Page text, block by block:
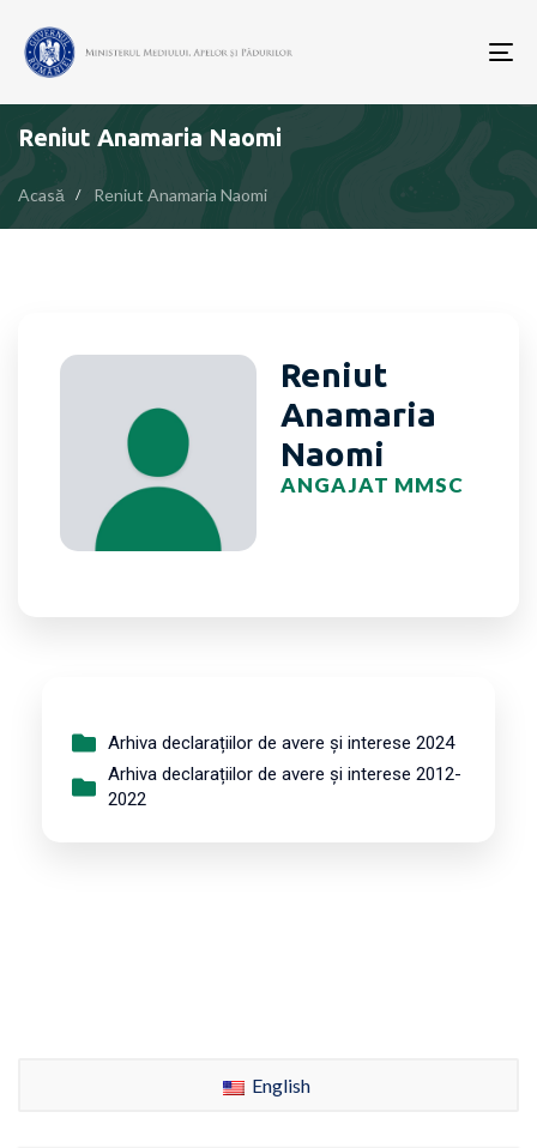
Reniut Anamaria Naomi
Acasă Reniut Anamaria Naomi
Reniut
Anamaria
Naomi
ANGAJAT MMSC
Arhiva declarațiilor de avere și interese 2024
Arhiva declarațiilor de avere și interese 2012-
2022
English